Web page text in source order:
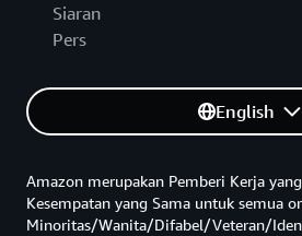
Siaran
Pers
English
Amazon merupakan Pemberi Kerja
Kesempatan yang Sama untuk semua
Minoritas/Wanita/Difabel/Veteran/